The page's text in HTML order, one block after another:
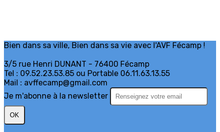
Bien dans sa ville, Bien dans sa vie avec l'AVF Fécamp !
3/5 rue Henri DUNANT - 76400 Fécamp
Tel : 09.52.23.53.85 ou Portable 06.11.63.13.55
Mail : avffecamp@gmail.com
Je m'abonne à la newsletter
OK